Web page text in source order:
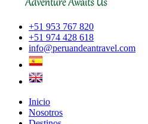
+51 953 767 820
+51 974 428 618
info@peruandeantravel.com
Inicio
Nosotros